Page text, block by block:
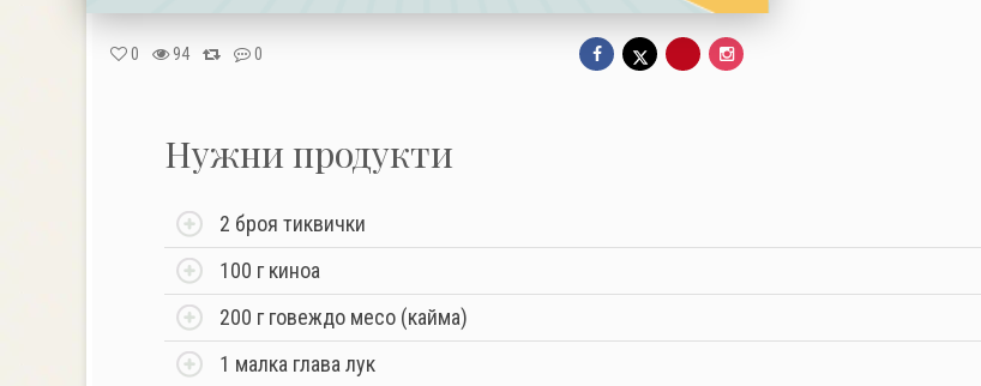
0 94 0
Нужни продукти
2 броя тиквички
100 г кинoа
200 г говеждо месо (кайма)
1 малка глава лук